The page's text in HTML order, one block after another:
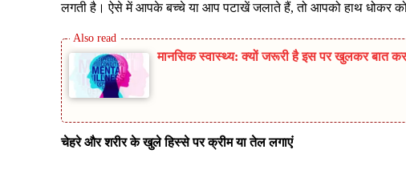
लगती है। ऐसे में आपके बच्चे या आप पटाखें जलाते हैं, तो आपको हाथ धोकर
मानसिक स्वास्थ्य: क्यों जरूरी है इस पर खुलकर बात
चेहरे और शरीर के खुले हिस्से पर क्रीम या तेल लगाएं